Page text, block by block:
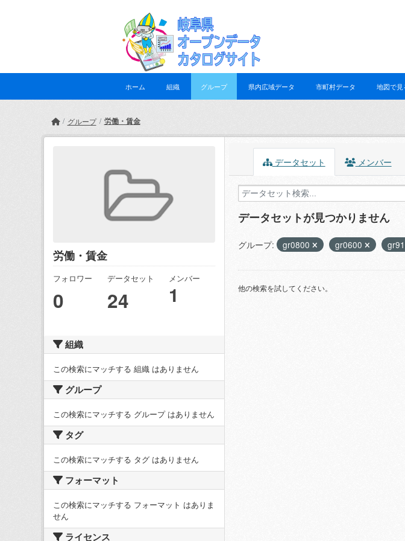
ホーム 組織 グループ 県内広域データ 市町村データ 地図で見
グループ 労働・賃金
労働・賃金
フォロワー
0
データセット
24
メンバー
1
組織
この検索にマッチする 組織 はありません
グループ
この検索にマッチする グループ はありません
タグ
この検索にマッチする タグ はありません
フォーマット
この検索にマッチする フォーマット はありま
せん
ライセンス
データセット メンバー
データセットが見つかりません
グループ: gr0800 gr0600
他の検索を試してください。